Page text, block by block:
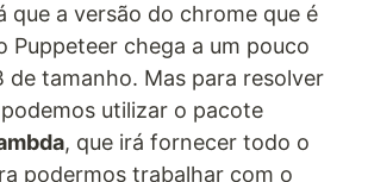
que a versão do chrome que é
Puppeteer chega a um pouco
de tamanho. Mas para resolver
utilizar o pacote
, que irá fornecer todo o
podermos trabalhar com o